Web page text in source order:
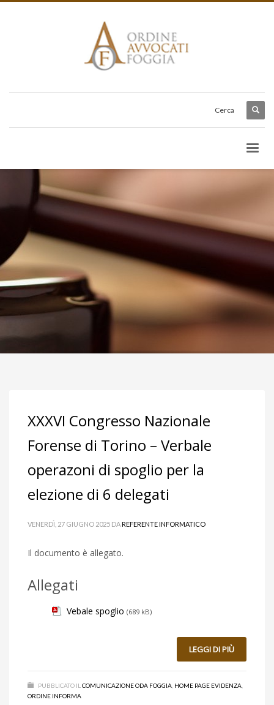
Cerca
XXXVI Congresso Nazionale
Forense di Torino – Verbale
operazoni di spoglio per la
elezione di 6 delegati
VENERDÌ, 27 GIUGNO 2025 DAREFERENTE INFORMATICO
Il documento è allegato.
Allegati
Vebale spoglio (689 kB)
LEGGI DI PIÙ
PUBBLICATO IL COMUNICAZIONE ODA FOGGIA HOME PAGE EVIDENZA
ORDINE INFORMA